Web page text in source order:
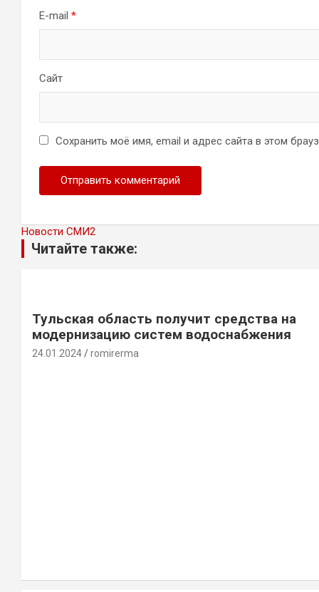
E-mail *
Сайт
Сохранить моё имя, email и адрес сайта в этом
Новости СМИ2
Читайте также:
Тульская область получит средства на
модернизацию систем водоснабжения
24.01.2024 romirerma